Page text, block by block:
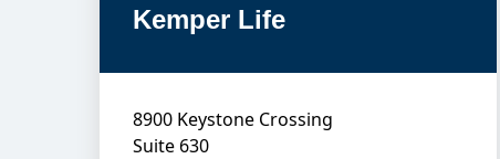
Kemper Life
8900 Keystone Crossing
Suite 630